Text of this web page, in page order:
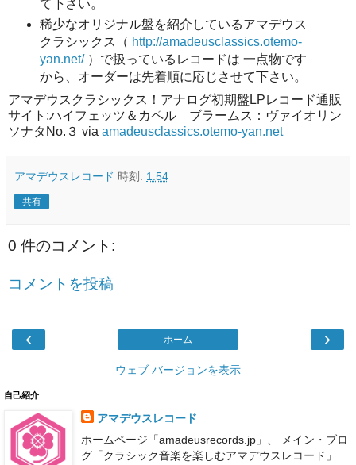
て下さい。
稀少なオリジナル盤を紹介しているアマデウス
クラシックス（ http://amadeusclassics.otemo-
yan.net/）で扱っているレコードは 一点物です
から、オーダーは先着順に応じさせて下さい。
アマデウスクラシックス！アナログ初期盤LPレコード通販
サイト:ハイフェッツ＆カペル ブラームス：ヴァイオリン
ソナタNo.３ via amadeusclassics.otemo-yan.net
アマデウスレコード 時刻: 1:54
共有
0 件のコメント:
コメントを投稿
‹ ›
ホーム
ウェブ バージョンを表示
自己紹介
アマデウスレコード
ホームページ「amadeusrecords.jp」、 メイン・ブロ
グ「クラシック音楽を楽しむアマデウスレコード」